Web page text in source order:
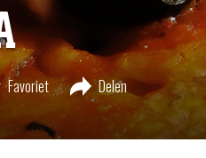
Favoriet Delen